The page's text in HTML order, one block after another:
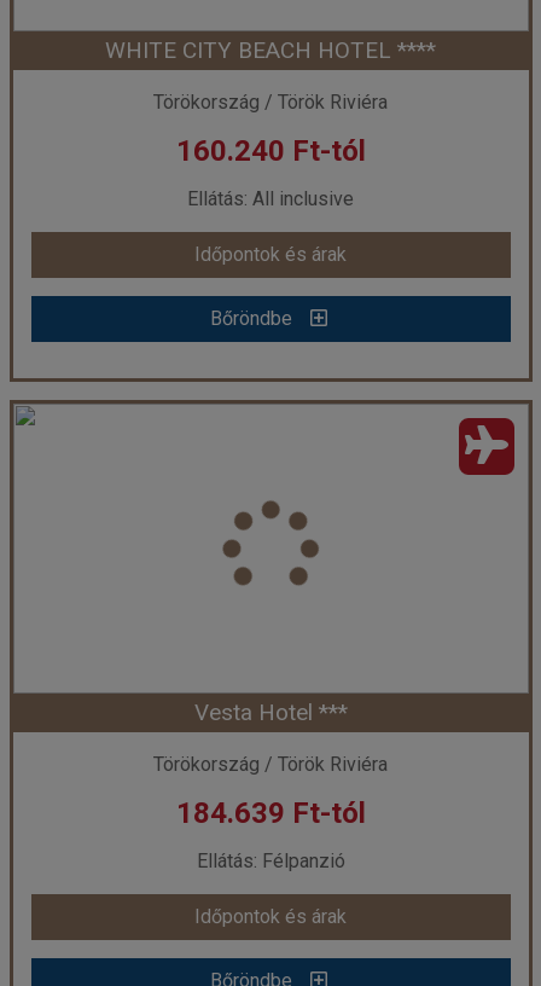
WHITE CITY BEACH HOTEL ****
Törökország / Török Riviéra
160.240 Ft-tól
Ellátás: All inclusive
Időpontok és árak
Bőröndbe
WHITE CITY BEACH HOTEL ****
Város:Konakli
Utazás módja:
Repülővel
Ellátás:
All inclusive
Szálláskategória:Hotel ****
Időpont: 2026-08-07 | 4 éj
már 160.240 Ft-tól
Időpontok és árak
Bőröndbe
Vesta Hotel ***
Törökország / Török Riviéra
184.639 Ft-tól
Ellátás: Félpanzió
Időpontok és árak
Bőröndbe